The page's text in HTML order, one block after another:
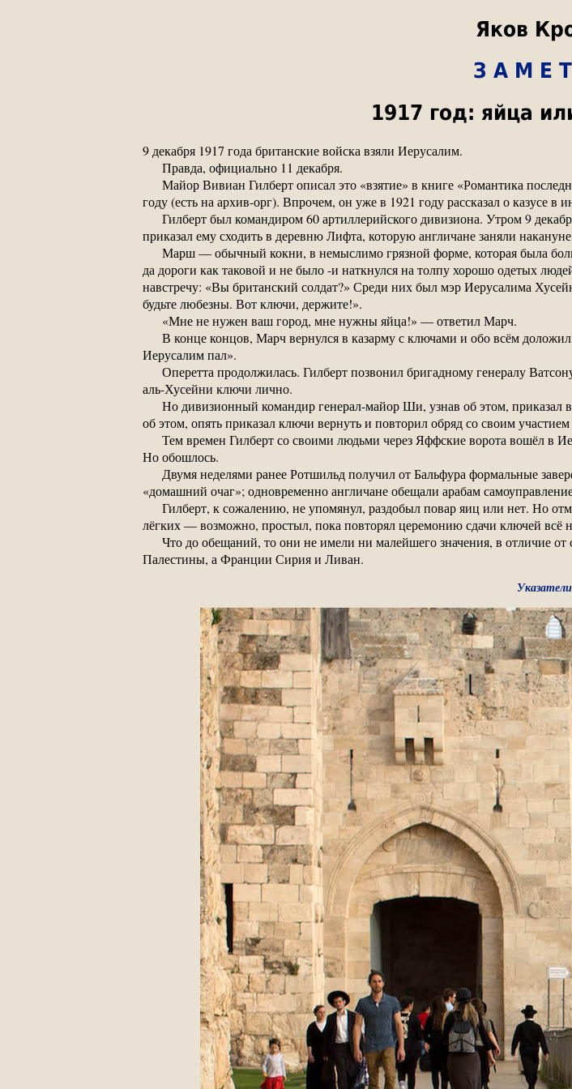
Яков
З А М Е
1917 год: яйца
9 декабря 1917 года британские войска взяли Иерусалим.
Правда, официально 11 декабря.
Майор Вивиан Гилберт описал это «взятие» в книге «Романтика
году (есть на архив-орг). Впрочем, он уже в 1921 году рассказал о казусе
Гилберт был командиром 60 артиллерийского дивизиона. Утром 9
приказал ему сходить в деревню Лифта, которую англичане заняли
Марш — обычный кокни, в немыслимо грязной форме, которая была
да дороги как таковой и не было -и наткнулся на толпу хорошо одетых
навстречу: «Вы британский солдат?» Среди них был мэр Иерусалима
будьте любезны. Вот ключи, держите!».
«Мне не нужен ваш город, мне нужны яйца!» — ответил Марч.
В конце концов, Марч вернулся в казарму с ключами и обо всём
Иерусалим пал».
Оперетта продолжилась. Гилберт позвонил бригадному генералу
аль-Хусейни ключи лично.
Но дивизионный командир генерал-майор Ши, узнав об этом, приказал
об этом, опять приказал ключи вернуть и повторил обряд со своим участием
Тем времен Гилберт со своими людьми через Яффские ворота вошёл в
Но обошлось.
Двумя неделями ранее Ротшильд получил от Бальфура формальные
«домашний очаг»; одновременно англичане обещали арабам
Гилберт, к сожалению, не упомянул, раздобыл повар яиц или нет. Но
лёгких — возможно, простыл, пока повторял церемонию сдачи ключей
Что до обещаний, то они не имели ни малейшего значения, в отличие
Палестины, а Франции Сирия и Ливан.
Указатели